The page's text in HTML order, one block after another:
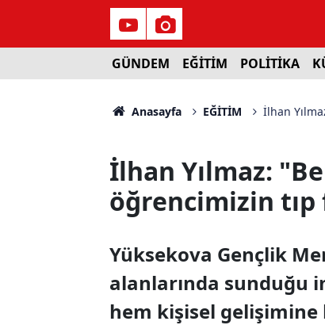
GÜNDEM EĞİTİM POLİTİKA
Anasayfa EĞİTİM İlhan
İlhan Yılmaz:
öğrencimizin
Yüksekova Gençlik
alanlarında sunduğu
hem kişisel gelişimine